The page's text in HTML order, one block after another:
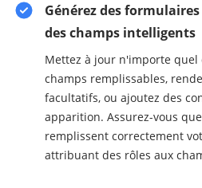
Générez des
des champs intelligents
Mettez à jour n'importe quel
champs remplissables,
facultatifs, ou ajoutez des
apparition. Assurez-vous
remplissent correctement
attribuant des rôles aux